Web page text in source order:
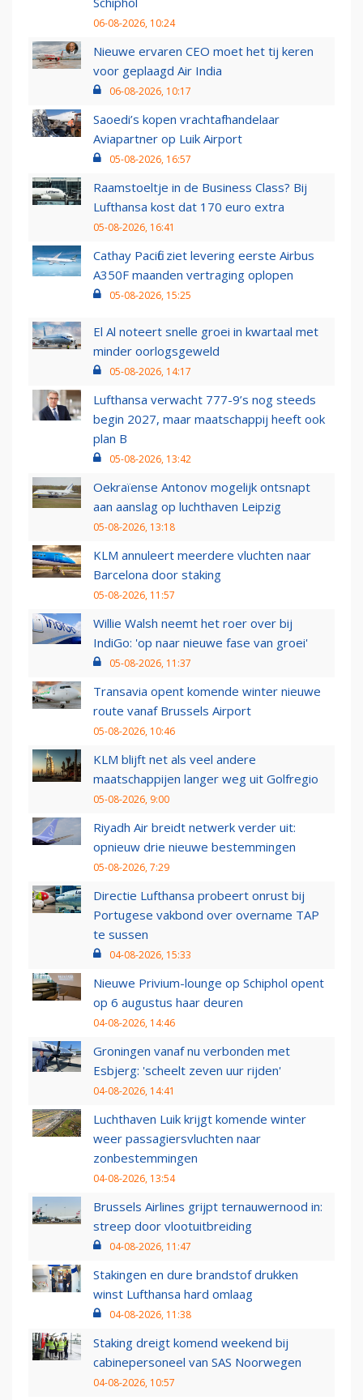
06-08-2026, 10:24
Nieuwe ervaren CEO moet het tij keren
voor geplaagd Air India
06-08-2026, 10:17
Saoedi’s kopen vrachtafhandelaar
Aviapartner op Luik Airport
05-08-2026, 16:57
Raamstoeltje in de Business Class? Bij
Lufthansa kost dat 170 euro extra
05-08-2026, 16:41
Cathay Pacific ziet levering eerste Airbus
A350F maanden vertraging oplopen
05-08-2026, 15:25
El Al noteert snelle groei in kwartaal met
minder oorlogsgeweld
05-08-2026, 14:17
Lufthansa verwacht 777-9’s nog steeds
begin 2027, maar maatschappij heeft ook
plan B
05-08-2026, 13:42
Oekraïense Antonov mogelijk ontsnapt
aan aanslag op luchthaven Leipzig
05-08-2026, 13:18
KLM annuleert meerdere vluchten naar
Barcelona door staking
05-08-2026, 11:57
Willie Walsh neemt het roer over bij
IndiGo: 'op naar nieuwe fase van groei'
05-08-2026, 11:37
Transavia opent komende winter nieuwe
route vanaf Brussels Airport
05-08-2026, 10:46
KLM blijft net als veel andere
maatschappijen langer weg uit Golfregio
05-08-2026, 9:00
Riyadh Air breidt netwerk verder uit:
opnieuw drie nieuwe bestemmingen
05-08-2026, 7:29
Directie Lufthansa probeert onrust bij
Portugese vakbond over overname TAP
te sussen
04-08-2026, 15:33
Nieuwe Privium-lounge op Schiphol opent
op 6 augustus haar deuren
04-08-2026, 14:46
Groningen vanaf nu verbonden met
Esbjerg: 'scheelt zeven uur rijden'
04-08-2026, 14:41
Luchthaven Luik krijgt komende winter
weer passagiersvluchten naar
zonbestemmingen
04-08-2026, 13:54
Brussels Airlines grijpt ternauwernood in:
streep door vlootuitbreiding
04-08-2026, 11:47
Stakingen en dure brandstof drukken
winst Lufthansa hard omlaag
04-08-2026, 11:38
Staking dreigt komend weekend bij
cabinepersoneel van SAS Noorwegen
04-08-2026, 10:57